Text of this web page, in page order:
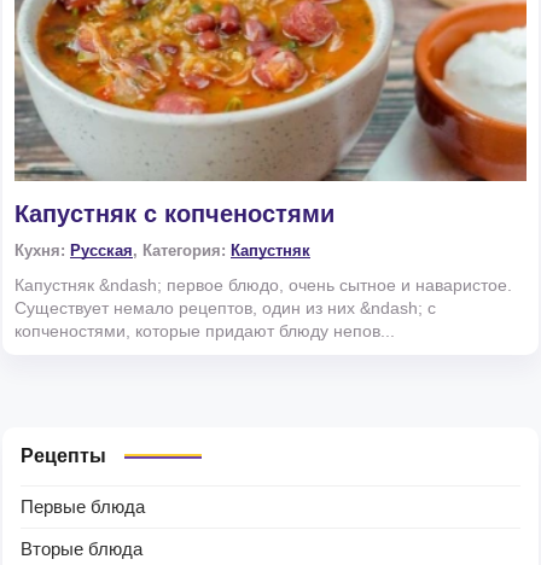
Капустняк с копченостями
Кухня: Русская, Категория: Капустняк
Капустняк &ndash; первое блюдо, очень сытное и наваристое.
Существует немало рецептов, один из них &ndash; с
копченостями, которые придают блюду непов...
Рецепты
Первые блюда
Вторые блюда